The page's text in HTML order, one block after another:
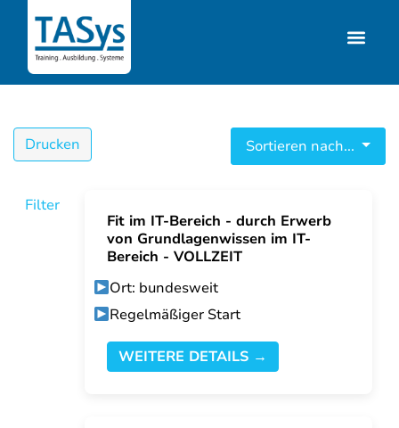
Drucken Sortieren nach...
Filter
Fit im IT-Bereich - durch Erwerb
von Grundlagenwissen im IT-
Bereich - VOLLZEIT
Ort: bundesweit
Regelmäßiger Start
WEITERE DETAILS →